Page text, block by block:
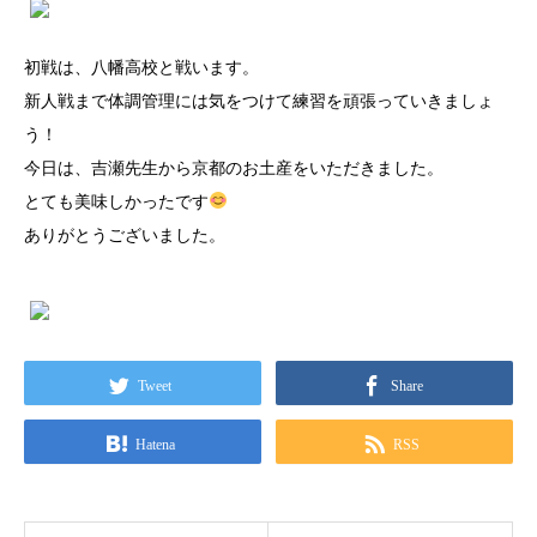
初戦は、八幡高校と戦います。
新人戦まで体調管理には気をつけて練習を頑張っていきましょ
う！
今日は、吉瀬先生から京都のお土産をいただきました。
とても美味しかったです
ありがとうございました。
Tweet Share
Hatena RSS